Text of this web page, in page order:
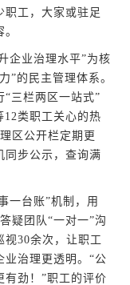
职工，大家或驻足
企业治理水平”为核
”的民主管理体系。
三栏两区一站式”
类职工关心的热
区公开栏定期更
同步公示，查询满
一台账”机制，用
疑团队“一对一”沟
视30余次，让职工
业治理更透明。“公
有劲！”职工的评价